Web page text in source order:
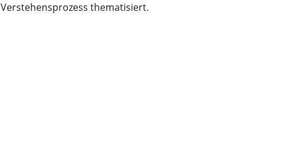
thematisiert.